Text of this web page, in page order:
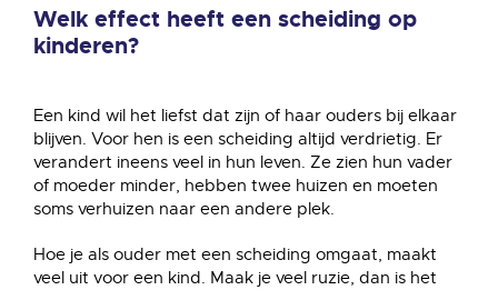
Welk effect heeft een scheiding op
kinderen?
Een kind wil het liefst dat zijn of haar ouders bij elkaar
blijven. Voor hen is een scheiding altijd verdrietig. Er
verandert ineens veel in hun leven. Ze zien hun vader
of moeder minder, hebben twee huizen en moeten
soms verhuizen naar een andere plek.
Hoe je als ouder met een scheiding omgaat, maakt
veel uit voor een kind. Maak je veel ruzie, dan is het